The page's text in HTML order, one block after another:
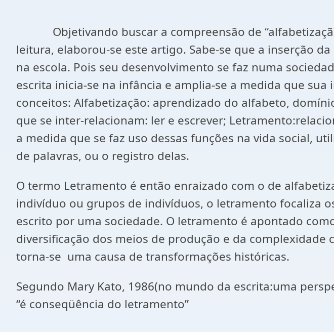
Objetivando buscar a compreensão de
leitura, elaborou-se este artigo. Sabe-se que a inserção
na escola. Pois seu desenvolvimento se faz numa
escrita inicia-se na infância e amplia-se a medida que
conceitos: Alfabetização: aprendizado do alfabeto,
que se inter-relacionam: ler e escrever;
a medida que se faz uso dessas funções na vida social,
de palavras, ou o registro delas.
O termo Letramento é então enraizado com o de
indivíduo ou grupos de indivíduos, o letramento focaliza
escrito por uma sociedade. O letramento é apontado
diversificação dos meios de produção e da
torna-se uma causa de transformações históricas.
Segundo Mary Kato, 1986(no mundo da escrita:uma
“é conseqüência do letramento”